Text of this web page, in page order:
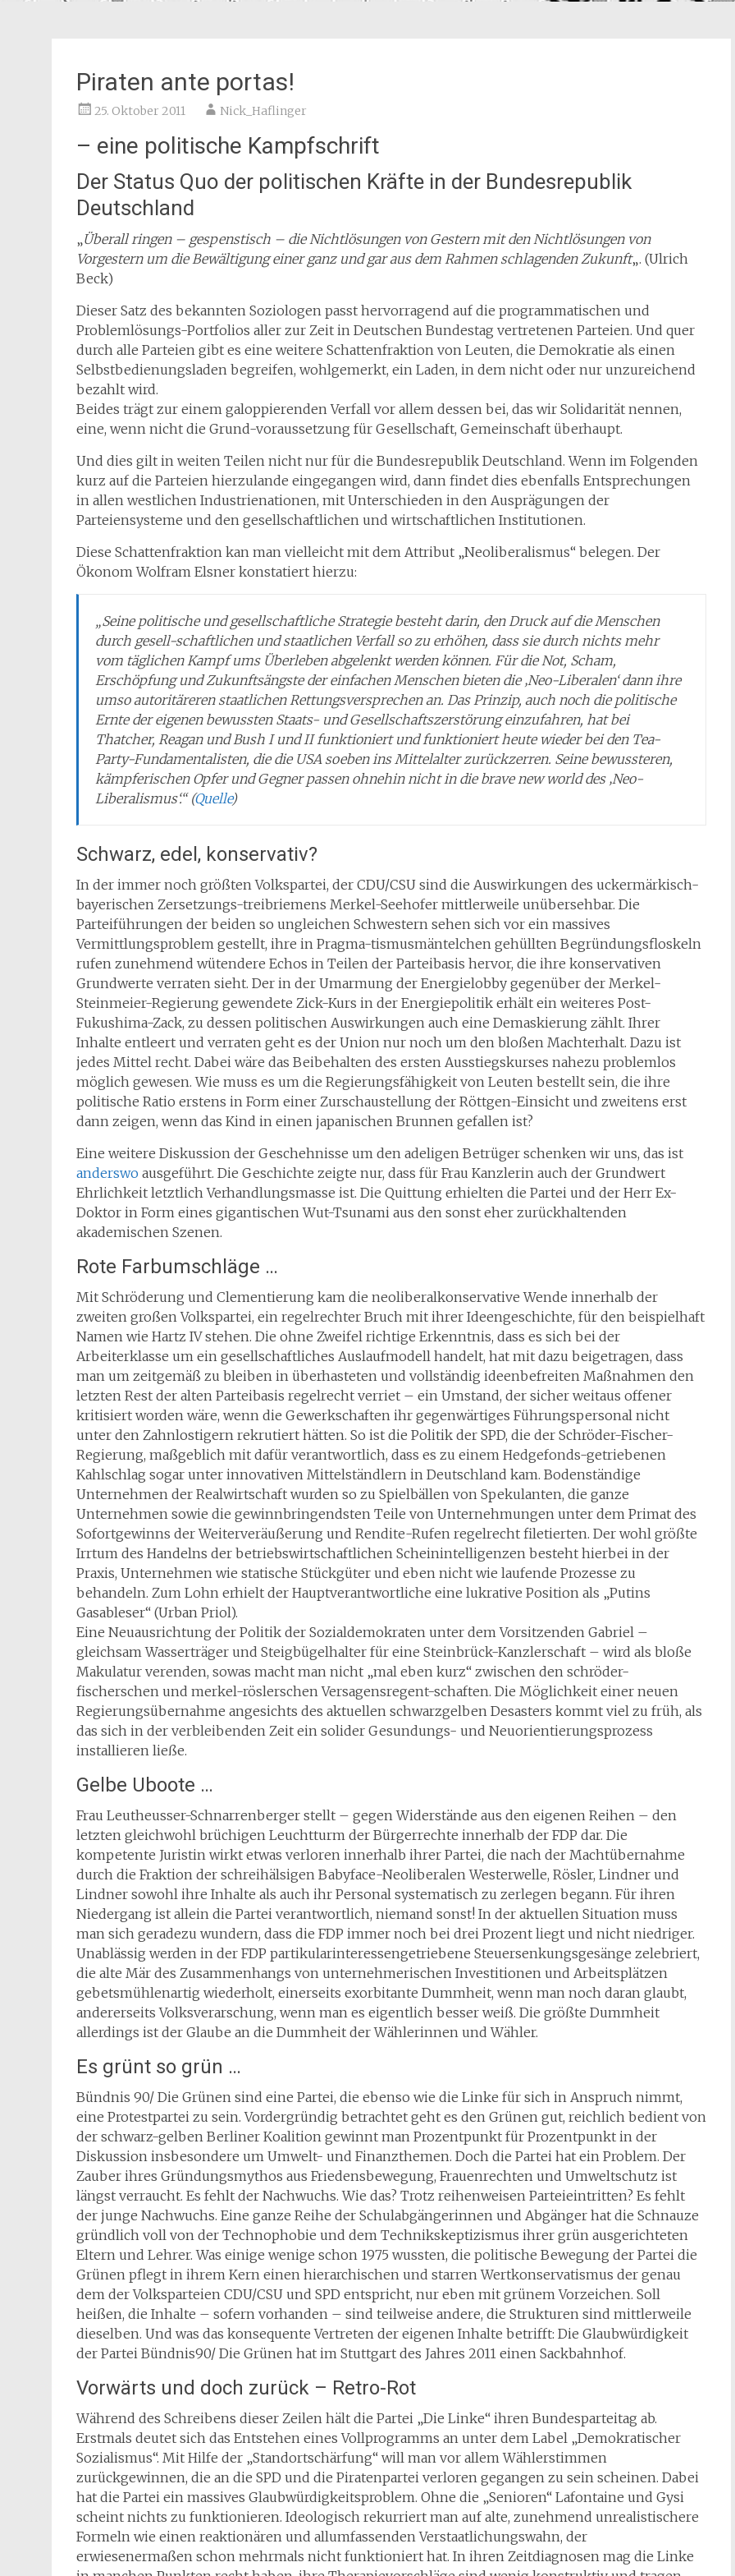
Piraten ante portas!
25. Oktober 2011 Nick_Haflinger
– eine politische Kampfschrift
Der Status Quo der politischen Kräfte in der Bundesrepublik
Deutschland
„Überall ringen – gespenstisch – die Nichtlösungen von Gestern mit den Nichtlösungen von
Vorgestern um die Bewältigung einer ganz und gar aus dem Rahmen schlagenden Zukunft„. (Ulrich
Beck)
Dieser Satz des bekannten Soziologen passt hervorragend auf die programmatischen und
Problemlösungs-Portfolios aller zur Zeit in Deutschen Bundestag vertretenen Parteien. Und quer
durch alle Parteien gibt es eine weitere Schattenfraktion von Leuten, die Demokratie als einen
Selbstbedienungsladen begreifen, wohlgemerkt, ein Laden, in dem nicht oder nur unzureichend
bezahlt wird.
Beides trägt zur einem galoppierenden Verfall vor allem dessen bei, das wir Solidarität nennen,
eine, wenn nicht die Grund-voraussetzung für Gesellschaft, Gemeinschaft überhaupt.
Und dies gilt in weiten Teilen nicht nur für die Bundesrepublik Deutschland. Wenn im Folgenden
kurz auf die Parteien hierzulande eingegangen wird, dann findet dies ebenfalls Entsprechungen
in allen westlichen Industrienationen, mit Unterschieden in den Ausprägungen der
Parteiensysteme und den gesellschaftlichen und wirtschaftlichen Institutionen.
Diese Schattenfraktion kan man vielleicht mit dem Attribut „Neoliberalismus“ belegen. Der
Ökonom Wolfram Elsner konstatiert hierzu:
„Seine politische und gesellschaftliche Strategie besteht darin, den Druck auf die Menschen
durch gesell-schaftlichen und staatlichen Verfall so zu erhöhen, dass sie durch nichts mehr
vom täglichen Kampf ums Überleben abgelenkt werden können. Für die Not, Scham,
Erschöpfung und Zukunftsängste der einfachen Menschen bieten die ‚Neo-Liberalen‘ dann ihre
umso autoritäreren staatlichen Rettungsversprechen an. Das Prinzip, auch noch die politische
Ernte der eigenen bewussten Staats- und Gesellschaftszerstörung einzufahren, hat bei
Thatcher, Reagan und Bush I und II funktioniert und funktioniert heute wieder bei den Tea-
Party-Fundamentalisten, die die USA soeben ins Mittelalter zurückzerren. Seine bewussteren,
kämpferischen Opfer und Gegner passen ohnehin nicht in die brave new world des ‚Neo-
Liberalismus‘.“ (Quelle)
Schwarz, edel, konservativ?
In der immer noch größten Volkspartei, der CDU/CSU sind die Auswirkungen des uckermärkisch-
bayerischen Zersetzungs-treibriemens Merkel-Seehofer mittlerweile unübersehbar. Die
Parteiführungen der beiden so ungleichen Schwestern sehen sich vor ein massives
Vermittlungsproblem gestellt, ihre in Pragma-tismusmäntelchen gehüllten Begründungsfloskeln
rufen zunehmend wütendere Echos in Teilen der Parteibasis hervor, die ihre konservativen
Grundwerte verraten sieht. Der in der Umarmung der Energielobby gegenüber der Merkel-
Steinmeier-Regierung gewendete Zick-Kurs in der Energiepolitik erhält ein weiteres Post-
Fukushima-Zack, zu dessen politischen Auswirkungen auch eine Demaskierung zählt. Ihrer
Inhalte entleert und verraten geht es der Union nur noch um den bloßen Machterhalt. Dazu ist
jedes Mittel recht. Dabei wäre das Beibehalten des ersten Ausstiegskurses nahezu problemlos
möglich gewesen. Wie muss es um die Regierungsfähigkeit von Leuten bestellt sein, die ihre
politische Ratio erstens in Form einer Zurschaustellung der Röttgen-Einsicht und zweitens erst
dann zeigen, wenn das Kind in einen japanischen Brunnen gefallen ist?
Eine weitere Diskussion der Geschehnisse um den adeligen Betrüger schenken wir uns, das ist
anderswo ausgeführt. Die Geschichte zeigte nur, dass für Frau Kanzlerin auch der Grundwert
Ehrlichkeit letztlich Verhandlungsmasse ist. Die Quittung erhielten die Partei und der Herr Ex-
Doktor in Form eines gigantischen Wut-Tsunami aus den sonst eher zurückhaltenden
akademischen Szenen.
Rote Farbumschläge …
Mit Schröderung und Clementierung kam die neoliberalkonservative Wende innerhalb der
zweiten großen Volkspartei, ein regelrechter Bruch mit ihrer Ideengeschichte, für den beispielhaft
Namen wie Hartz IV stehen. Die ohne Zweifel richtige Erkenntnis, dass es sich bei der
Arbeiterklasse um ein gesellschaftliches Auslaufmodell handelt, hat mit dazu beigetragen, dass
man um zeitgemäß zu bleiben in überhasteten und vollständig ideenbefreiten Maßnahmen den
letzten Rest der alten Parteibasis regelrecht verriet – ein Umstand, der sicher weitaus offener
kritisiert worden wäre, wenn die Gewerkschaften ihr gegenwärtiges Führungspersonal nicht
unter den Zahnlostigern rekrutiert hätten. So ist die Politik der SPD, die der Schröder-Fischer-
Regierung, maßgeblich mit dafür verantwortlich, dass es zu einem Hedgefonds-getriebenen
Kahlschlag sogar unter innovativen Mittelständlern in Deutschland kam. Bodenständige
Unternehmen der Realwirtschaft wurden so zu Spielbällen von Spekulanten, die ganze
Unternehmen sowie die gewinnbringendsten Teile von Unternehmungen unter dem Primat des
Sofortgewinns der Weiterveräußerung und Rendite-Rufen regelrecht filetierten. Der wohl größte
Irrtum des Handelns der betriebswirtschaftlichen Scheinintelligenzen besteht hierbei in der
Praxis, Unternehmen wie statische Stückgüter und eben nicht wie laufende Prozesse zu
behandeln. Zum Lohn erhielt der Hauptverantwortliche eine lukrative Position als „Putins
Gasableser“ (Urban Priol).
Eine Neuausrichtung der Politik der Sozialdemokraten unter dem Vorsitzenden Gabriel –
gleichsam Wasserträger und Steigbügelhalter für eine Steinbrück-Kanzlerschaft – wird als bloße
Makulatur verenden, sowas macht man nicht „mal eben kurz“ zwischen den schröder-
fischerschen und merkel-röslerschen Versagensregent-schaften. Die Möglichkeit einer neuen
Regierungsübernahme angesichts des aktuellen schwarzgelben Desasters kommt viel zu früh, als
das sich in der verbleibenden Zeit ein solider Gesundungs- und Neuorientierungsprozess
installieren ließe.
Gelbe Uboote …
Frau Leutheusser-Schnarrenberger stellt – gegen Widerstände aus den eigenen Reihen – den
letzten gleichwohl brüchigen Leuchtturm der Bürgerrechte innerhalb der FDP dar. Die
kompetente Juristin wirkt etwas verloren innerhalb ihrer Partei, die nach der Machtübernahme
durch die Fraktion der schreihälsigen Babyface-Neoliberalen Westerwelle, Rösler, Lindner und
Lindner sowohl ihre Inhalte als auch ihr Personal systematisch zu zerlegen begann. Für ihren
Niedergang ist allein die Partei verantwortlich, niemand sonst! In der aktuellen Situation muss
man sich geradezu wundern, dass die FDP immer noch bei drei Prozent liegt und nicht niedriger.
Unablässig werden in der FDP partikularinteressengetriebene Steuersenkungsgesänge zelebriert,
die alte Mär des Zusammenhangs von unternehmerischen Investitionen und Arbeitsplätzen
gebetsmühlenartig wiederholt, einerseits exorbitante Dummheit, wenn man noch daran glaubt,
andererseits Volksverarschung, wenn man es eigentlich besser weiß. Die größte Dummheit
allerdings ist der Glaube an die Dummheit der Wählerinnen und Wähler.
Es grünt so grün …
Bündnis 90/ Die Grünen sind eine Partei, die ebenso wie die Linke für sich in Anspruch nimmt,
eine Protestpartei zu sein. Vordergründig betrachtet geht es den Grünen gut, reichlich bedient von
der schwarz-gelben Berliner Koalition gewinnt man Prozentpunkt für Prozentpunkt in der
Diskussion insbesondere um Umwelt- und Finanzthemen. Doch die Partei hat ein Problem. Der
Zauber ihres Gründungsmythos aus Friedensbewegung, Frauenrechten und Umweltschutz ist
längst verraucht. Es fehlt der Nachwuchs. Wie das? Trotz reihenweisen Parteieintritten? Es fehlt
der junge Nachwuchs. Eine ganze Reihe der Schulabgängerinnen und Abgänger hat die Schnauze
gründlich voll von der Technophobie und dem Technikskeptizismus ihrer grün ausgerichteten
Eltern und Lehrer. Was einige wenige schon 1975 wussten, die politische Bewegung der Partei die
Grünen pflegt in ihrem Kern einen hierarchischen und starren Wertkonservatismus der genau
dem der Volksparteien CDU/CSU und SPD entspricht, nur eben mit grünem Vorzeichen. Soll
heißen, die Inhalte – sofern vorhanden – sind teilweise andere, die Strukturen sind mittlerweile
dieselben. Und was das konsequente Vertreten der eigenen Inhalte betrifft: Die Glaubwürdigkeit
der Partei Bündnis90/ Die Grünen hat im Stuttgart des Jahres 2011 einen Sackbahnhof.
Vorwärts und doch zurück – Retro-Rot
Während des Schreibens dieser Zeilen hält die Partei „Die Linke“ ihren Bundesparteitag ab.
Erstmals deutet sich das Entstehen eines Vollprogramms an unter dem Label „Demokratischer
Sozialismus“. Mit Hilfe der „Standortschärfung“ will man vor allem Wählerstimmen
zurückgewinnen, die an die SPD und die Piratenpartei verloren gegangen zu sein scheinen. Dabei
hat die Partei ein massives Glaubwürdigkeitsproblem. Ohne die „Senioren“ Lafontaine und Gysi
scheint nichts zu funktionieren. Ideologisch rekurriert man auf alte, zunehmend unrealistischere
Formeln wie einen reaktionären und allumfassenden Verstaatlichungswahn, der
erwiesenermaßen schon mehrmals nicht funktioniert hat. In ihren Zeitdiagnosen mag die Linke